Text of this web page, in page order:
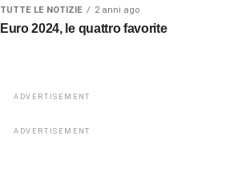
TUTTE LE NOTIZIE 2 anni ago
Euro 2024, le quattro favorite
ADVERTISEMENT
ADVERTISEMENT